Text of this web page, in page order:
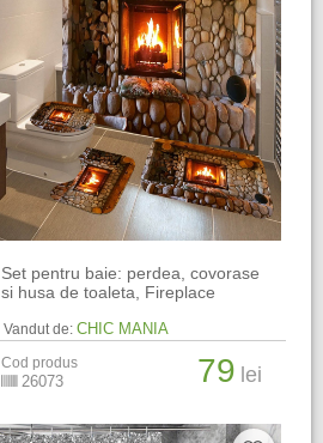
Set pentru baie: perdea, covorase
si husa de toaleta, Fireplace
Vandut de: CHIC MANIA
Cod produs
26073 79 lei